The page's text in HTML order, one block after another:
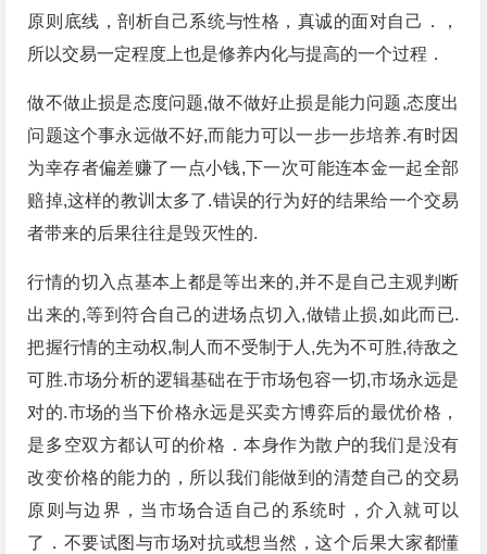
原则底线，剖析自己系统与性格，真诚的面对自己．，
所以交易一定程度上也是修养内化与提高的一个过程．
做不做止损是态度问题,做不做好止损是能力问题,态度出
问题这个事永远做不好,而能力可以一步一步培养.有时因
为幸存者偏差赚了一点小钱,下一次可能连本金一起全部
赔掉,这样的教训太多了.错误的行为好的结果给一个交易
者带来的后果往往是毁灭性的.
行情的切入点基本上都是等出来的,并不是自己主观判断
出来的,等到符合自己的进场点切入,做错止损,如此而已.
把握行情的主动权,制人而不受制于人,先为不可胜,待敌之
可胜.市场分析的逻辑基础在于市场包容一切,市场永远是
对的.市场的当下价格永远是买卖方博弈后的最优价格，
是多空双方都认可的价格．本身作为散户的我们是没有
改变价格的能力的，所以我们能做到的清楚自己的交易
原则与边界，当市场合适自己的系统时，介入就可以
了．不要试图与市场对抗或想当然，这个后果大家都懂